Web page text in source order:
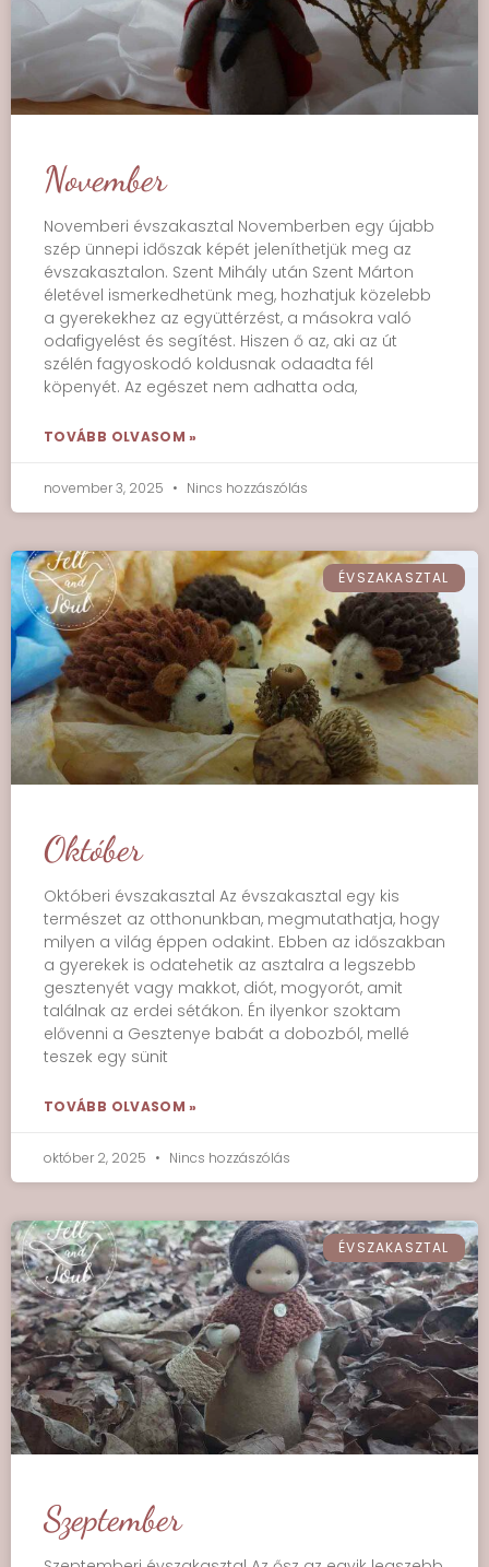
November
Novemberi évszakasztal Novemberben egy újabb
szép ünnepi időszak képét jeleníthetjük meg az
évszakasztalon. Szent Mihály után Szent Márton
életével ismerkedhetünk meg, hozhatjuk közelebb
a gyerekekhez az együttérzést, a másokra való
odafigyelést és segítést. Hiszen ő az, aki az út
szélén fagyoskodó koldusnak odaadta fél
köpenyét. Az egészet nem adhatta oda,
TOVÁBB OLVASOM »
november 3, 2025 Nincs hozzászólás
ÉVSZAKASZTAL
Október
Októberi évszakasztal Az évszakasztal egy kis
természet az otthonunkban, megmutathatja, hogy
milyen a világ éppen odakint. Ebben az időszakban
a gyerekek is odatehetik az asztalra a legszebb
gesztenyét vagy makkot, diót, mogyorót, amit
találnak az erdei sétákon. Én ilyenkor szoktam
elővenni a Gesztenye babát a dobozból, mellé
teszek egy sünit
TOVÁBB OLVASOM »
október 2, 2025 Nincs hozzászólás
ÉVSZAKASZTAL
Szeptember